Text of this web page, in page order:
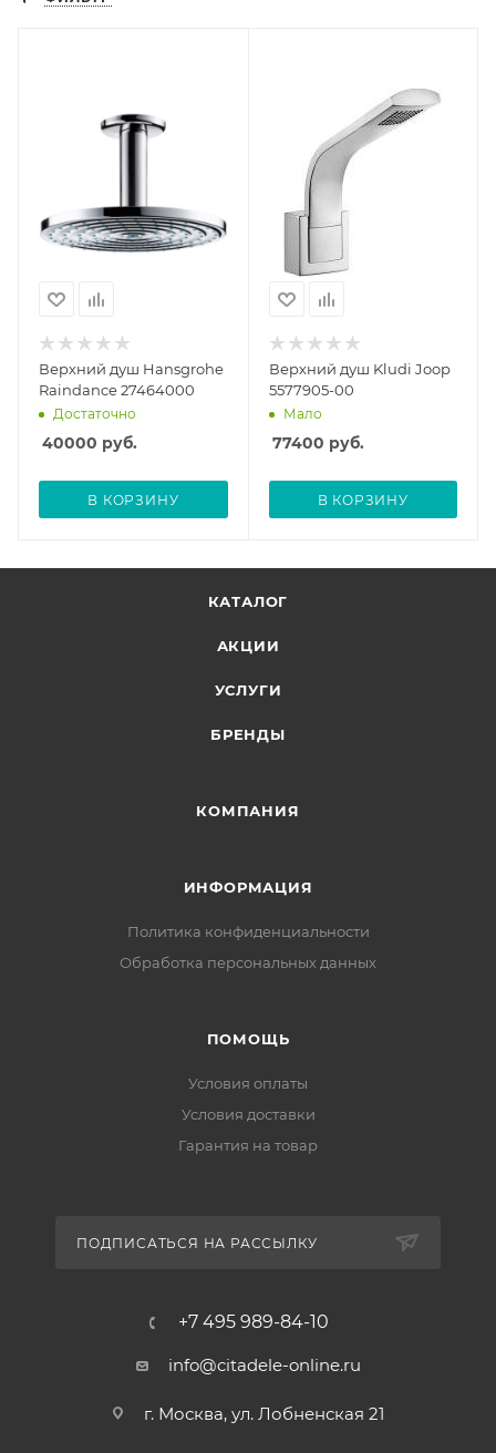
Верхний душ Hansgrohe
Raindance 27464000
Достаточно
40000 руб.
В КОРЗИНУ
Верхний душ Kludi Joop
5577905-00
Мало
77400 руб.
В КОРЗИНУ
КАТАЛОГ
АКЦИИ
УСЛУГИ
БРЕНДЫ
КОМПАНИЯ
ИНФОРМАЦИЯ
Политика конфиденциальности
Обработка персональных данных
ПОМОЩЬ
Условия оплаты
Условия доставки
Гарантия на товар
ПОДПИСАТЬСЯ НА РАССЫЛКУ
+7 495 989-84-10
info@citadele-online.ru
г. Москва, ул. Лобненская 21